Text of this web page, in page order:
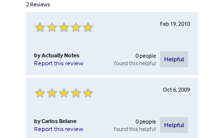
2 Reviews
Feb 19, 2010
byActually Notes
Report this review
0people
found this helpful
Helpful
Oct 6, 2009
byCarlos Belane
Report this review
0people
found this helpful
Helpful